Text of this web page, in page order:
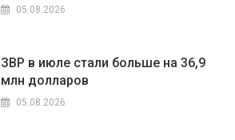
05.08.2026
ЗВР в июле стали больше на 36,9
млн долларов
05.08.2026